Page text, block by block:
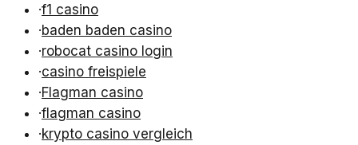
·f1 casino
·baden baden casino
·robocat casino login
·casino freispiele
·Flagman casino
·flagman casino
·krypto casino vergleich